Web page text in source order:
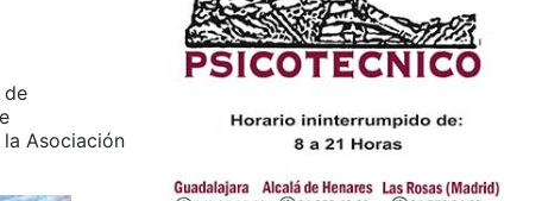
de
Asociación